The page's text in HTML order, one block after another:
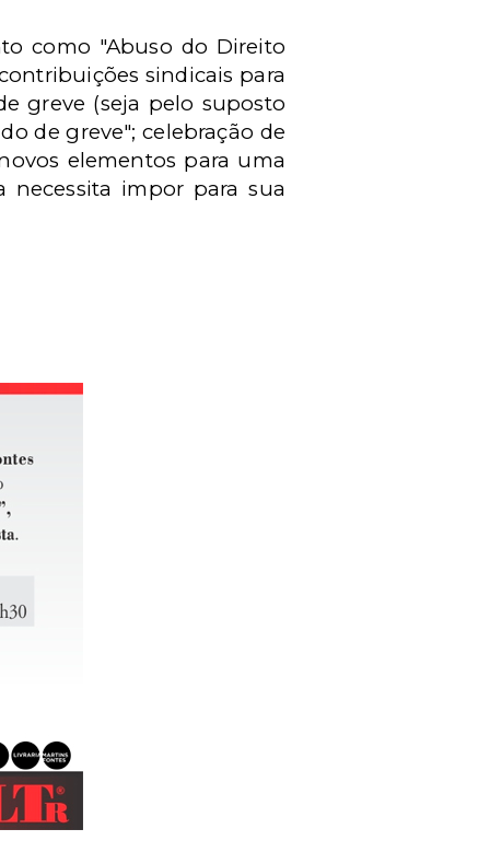
como "Abuso do Direito
sindicais para
greve (seja pelo suposto
de greve"; celebração de
elementos para uma
necessita impor para sua